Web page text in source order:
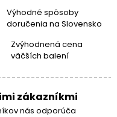
Výhodné spôsoby
doručenia na Slovensko
Zvýhodnená cena
väčších balení
zákazníkmi
nás odporúča